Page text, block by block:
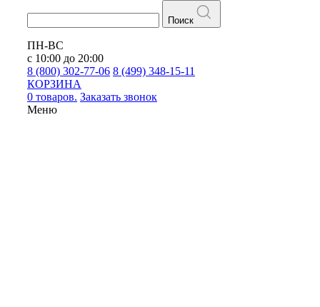
Поиск
ПН-ВС
с 10:00 до 20:00
8 (800) 302-77-06 8 (499) 348-15-11
КОРЗИНА
0 товаров. Заказать звонок
Меню